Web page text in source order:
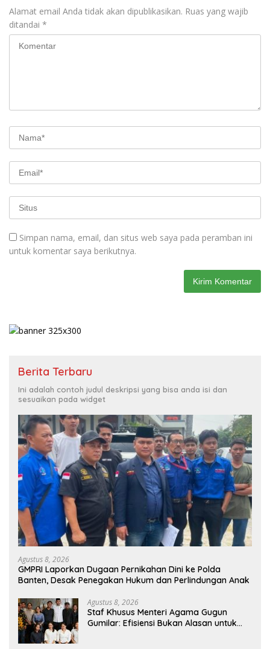
Alamat email Anda tidak akan dipublikasikan. Ruas yang wajib
ditandai *
Simpan nama, email, dan situs web saya pada peramban ini
untuk komentar saya berikutnya.
Berita Terbaru
Ini adalah contoh judul deskripsi yang bisa anda isi dan
sesuaikan pada widget
Agustus 8, 2026
GMPRI Laporkan Dugaan Pernikahan Dini ke Polda
Banten, Desak Penegakan Hukum dan Perlindungan Anak
Agustus 8, 2026
Staf Khusus Menteri Agama Gugun
Gumilar: Efisiensi Bukan Alasan untuk